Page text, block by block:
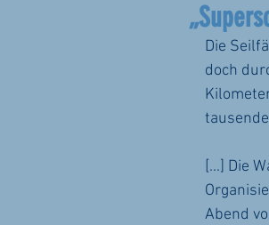
Die
doch
[...] Die
Abend